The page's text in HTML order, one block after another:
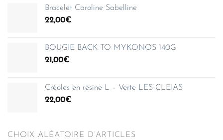
Bracelet Caroline Sabelline
22,00€
BOUGIE BACK TO MYKONOS 140G
21,00€
Créoles en résine L – Verte LES CLEIAS
22,00€
CHOIX ALÉATOIRE D’ARTICLES